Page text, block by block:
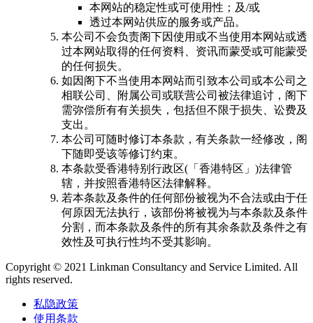
本网站的稳定性或可使用性；及/或
透过本网站供应的服务或产品。
本公司不会负责阁下因使用或不当使用本网站或透
过本网站取得的任何资料、资讯而蒙受或可能蒙受
的任何损失。
如因阁下不当使用本网站而引致本公司或本公司之
相联公司、附属公司或联营公司被法律追讨，阁下
需弥偿所有有关损失，包括但不限于损失、讼费及
支出。
本公司可随时修订本条款，有关条款一经修改，阁
下随即受该等修订约束。
本条款受香港特别行政区(「香港特区」)法律管
辖，并按照香港特区法律解释。
若本条款及条件的任何部份被视为不合法或由于任
何原因无法执行，该部份将被视为与本条款及条件
分割，而本条款及条件的所有其余条款及条件之有
效性及可执行性均不受其影响。
Copyright © 2021 Linkman Consultancy and Service Limited. All
rights reserved.
私隐政策
使用条款